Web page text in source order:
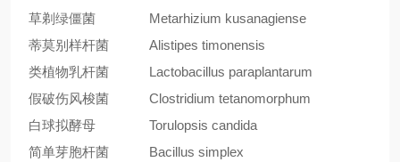
草剃绿僵菌
Metarhizium kusanagiense
蒂莫别样杆菌
Alistipes timonensis
类植物乳杆菌
Lactobacillus paraplantarum
假破伤风梭菌
Clostridium tetanomorphum
白球拟酵母
Torulopsis candida
简单芽胞杆菌
Bacillus simplex